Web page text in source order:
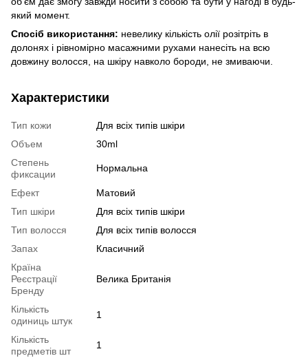
який момент.
Спосіб використання: невелику кількість олії розітріть в
долонях і рівномірно масажними рухами нанесіть на всю
довжину волосся, на шкіру навколо бороди, не змиваючи.
Характеристики
Тип кожи
Для всіх типів шкіри
Объем
30ml
Степень
фиксации
Нормальна
Ефект
Матовий
Тип шкіри
Для всіх типів шкіри
Тип волосся
Для всіх типів волосся
Запах
Класичний
Країна
Реєстрації
Бренду
Велика Британія
Кількість
одиниць штук
1
Кількість
предметів шт
1